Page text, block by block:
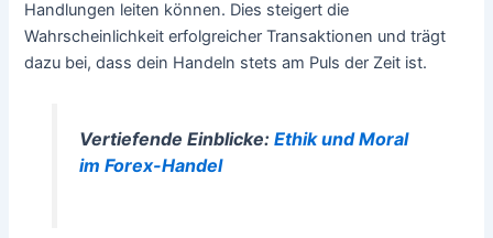
Handlungen leiten können. Dies steigert die
Wahrscheinlichkeit erfolgreicher Transaktionen und trägt
dazu bei, dass dein Handeln stets am Puls der Zeit ist.
Vertiefende Einblicke: Ethik und Moral
im Forex-Handel